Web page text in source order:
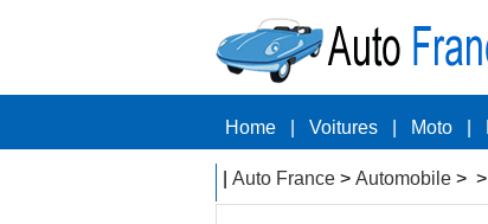
Home Voitures Moto
Auto France > Automobile > >